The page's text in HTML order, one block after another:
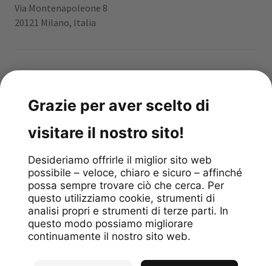
Via Montenapoleone 8
20121 Milano, Italia
4.9stars/299 reviews